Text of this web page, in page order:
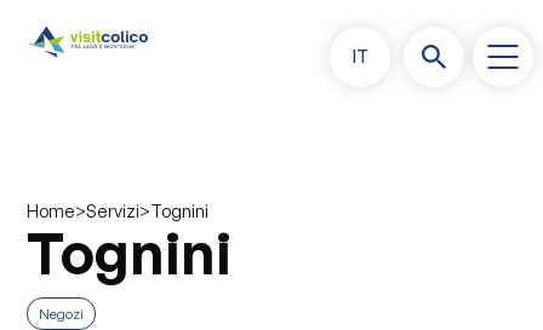
IT
Home>Servizi>Tognini
Tognini
Negozi